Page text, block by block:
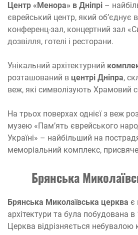
Центр «Менора» в Дніпрі –
єврейський центр, який об’єднує
конференц-зал, концертний зал
дозвілля, готелі і ресторани.
Унікальний архітектурний
розташований в центрі Дніпра,
веж, які символізують Храмовий
На трьох поверхах однієї з веж
музею «Пам’ять єврейського
Україні» – найбільший на
меморіальний комплекс,
Брянська
Брянська Миколаївська церква є
архітектури та була побудована
Церква відрізняється небувалою